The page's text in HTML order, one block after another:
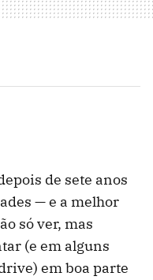
de sete anos
— e a melhor
só ver, mas
(e em alguns
em boa parte